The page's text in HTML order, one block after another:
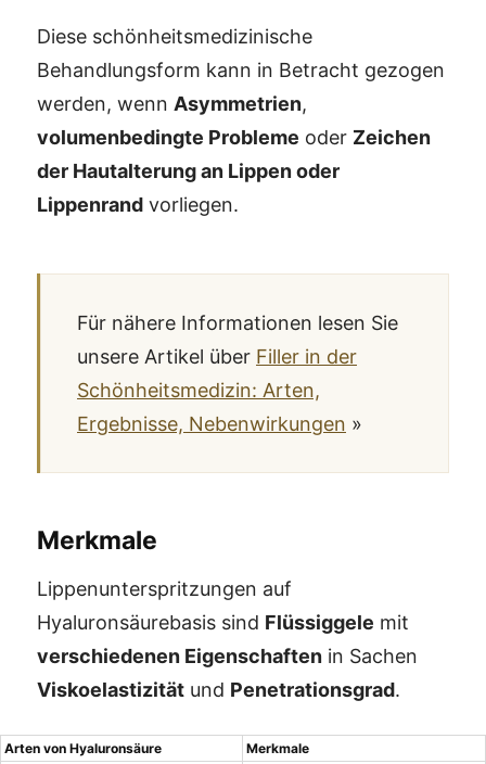
Diese schönheitsmedizinische
Behandlungsform kann in Betracht gezogen
werden, wenn Asymmetrien,
volumenbedingte Probleme oder Zeichen
der Hautalterung an Lippen oder
Lippenrand vorliegen.
Für nähere Informationen lesen Sie
unsere Artikel über Filler in der
Schönheitsmedizin: Arten,
Ergebnisse, Nebenwirkungen »
Merkmale
Lippenunterspritzungen auf
Hyaluronsäurebasis sind Flüssiggele mit
verschiedenen Eigenschaften in Sachen
Viskoelastizität und Penetrationsgrad.
Arten von Hyaluronsäure
Merkmale